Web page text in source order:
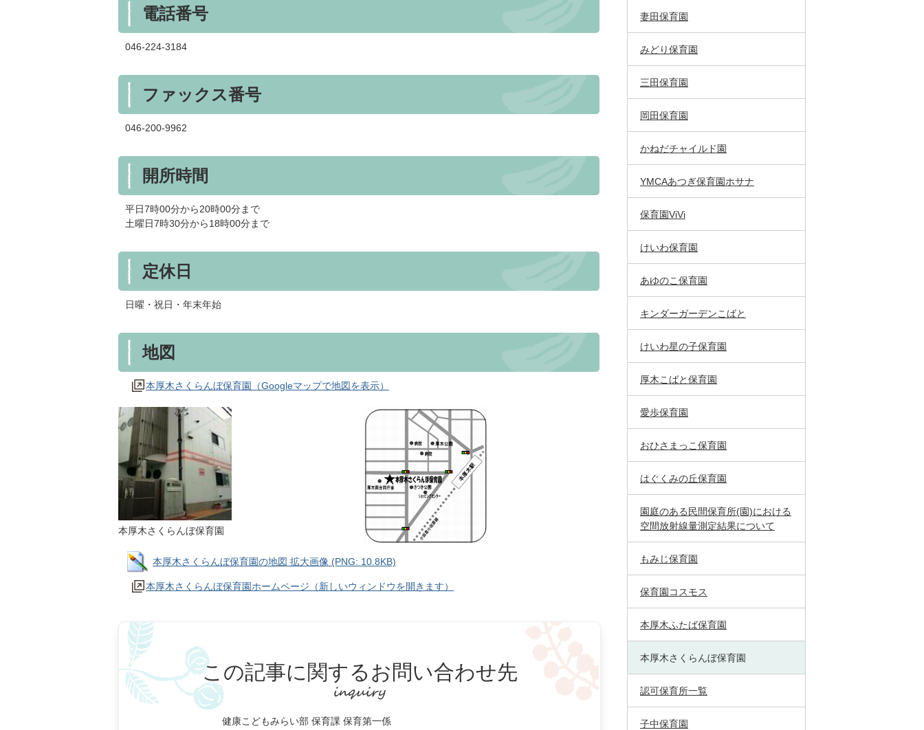
電話番号
046-224-3184
ファックス番号
046-200-9962
開所時間
平日7時00分から20時00分まで
土曜日7時30分から18時00分まで
定休日
日曜・祝日・年末年始
地図
本厚木さくらんぼ保育園（Googleマップで地図を表示）
本厚木さくらんぼ保育園
本厚木さくらんぼ保育園の地図 拡大画像 (PNG: 10.8KB)
本厚木さくらんぼ保育園ホームページ（新しいウィンドウを開きます）
この記事に関するお問い合わせ先
健康こどもみらい部 保育課 保育第一係
妻田保育園
みどり保育園
三田保育園
岡田保育園
かねだチャイルド園
YMCAあつぎ保育園ホサナ
保育園ViVi
けいわ保育園
あゆのこ保育園
キンダーガーデンこばと
けいわ星の子保育園
厚木こばと保育園
愛歩保育園
おひさまっこ保育園
はぐくみの丘保育園
園庭のある民間保育所(園)における
空間放射線量測定結果について
もみじ保育園
保育園コスモス
本厚木ふたば保育園
本厚木さくらんぼ保育園
認可保育所一覧
子中保育園